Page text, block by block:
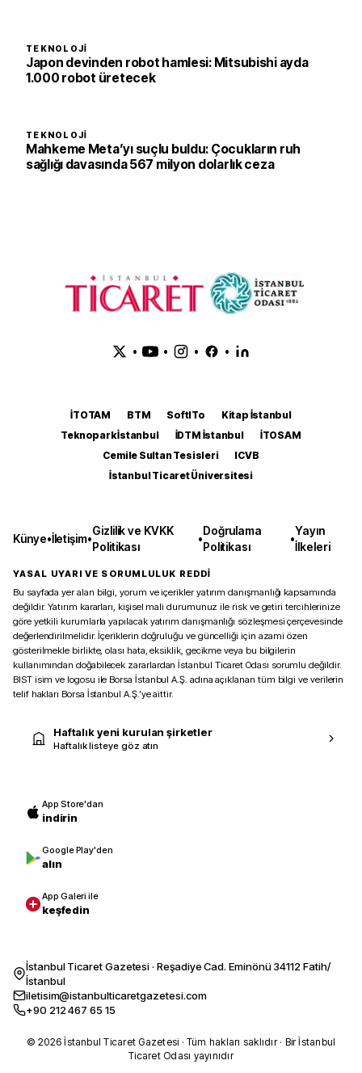
TEKNOLOJI
Japon devinden robot hamlesi: Mitsubishi ayda
1.000 robot üretecek
TEKNOLOJI
Mahkeme Meta’yı suçlu buldu: Çocukların ruh
sağlığı davasında 567 milyon dolarlık ceza
• • • •
İTOTAM BTM SoftITo
Kitap İstanbul
Teknopark İstanbul
İDTM İstanbul
İTOSAM
Cemile Sultan Tesisleri
ICVB
İstanbul Ticaret Üniversitesi
Künye•İletişim•
Gizlilik ve KVKK
Politikası
•
Doğrulama
Politikası
•
Yayın
İlkeleri
YASAL UYARI VE SORUMLULUK REDDİ
Bu sayfada yer alan bilgi, yorum ve içerikler yatırım danışmanlığı kapsamında
değildir. Yatırım kararları, kişisel mali durumunuz ile risk ve getiri tercihlerinize
göre yetkili kurumlarla yapılacak yatırım danışmanlığı sözleşmesi çerçevesinde
değerlendirilmelidir. İçeriklerin doğruluğu ve güncelliği için azami özen
gösterilmekle birlikte, olası hata, eksiklik, gecikme veya bu bilgilerin
kullanımından doğabilecek zararlardan İstanbul Ticaret Odası sorumlu değildir.
BIST isim ve logosu ile Borsa İstanbul A.Ş. adına açıklanan tüm bilgi ve verilerin
telif hakları Borsa İstanbul A.Ş.’ye aittir.
Haftalık yeni kurulan şirketler
Haftalık listeye göz atın
App Store'dan
indirin
Google Play'den
alın
App Galeri ile
keşfedin
İstanbul Ticaret Gazetesi · Reşadiye Cad. Eminönü 34112 Fatih/
İstanbul
iletisim@istanbulticaretgazetesi.com
+90 212 467 65 15
© 2026 İstanbul Ticaret Gazetesi · Tüm hakları saklıdır · Bir İstanbul
Ticaret Odası yayınıdır